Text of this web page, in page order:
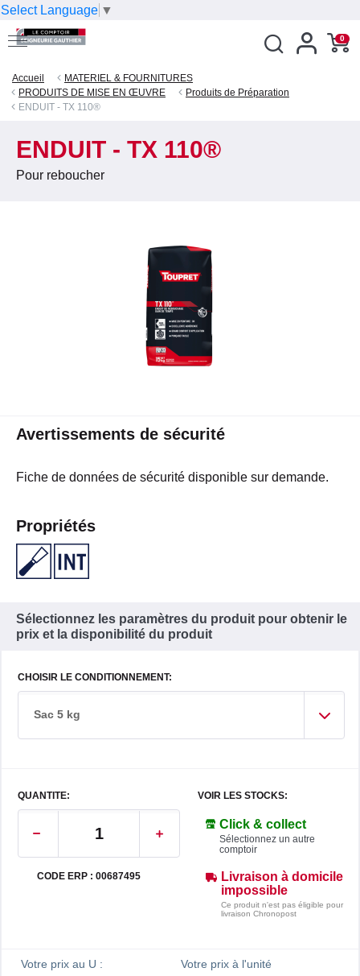
Select Language ▼
0
Accueil
MATERIEL & FOURNITURES
PRODUITS DE MISE EN ŒUVRE
Produits de Préparation
ENDUIT - TX 110®
ENDUIT - TX 110®
Pour reboucher
Avertissements de sécurité
Fiche de données de sécurité disponible sur demande.
Propriétés
Sélectionnez les paramètres du produit pour obtenir le
prix et la disponibilité du produit
CHOISIR LE CONDITIONNEMENT:
Sac 5 kg
QUANTITE:
CODE ERP : 00687495
VOIR LES STOCKS:
Click & collect
Sélectionnez un autre
comptoir
Livraison à domicile
impossible
Ce produit n'est pas éligible pour
livraison Chronopost
Votre prix au U : Votre prix à l'unité